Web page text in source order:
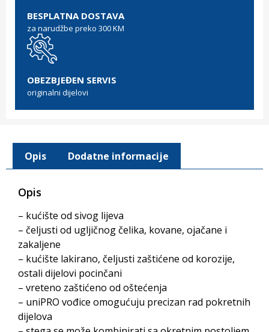
BESPLATNA DOSTAVA
za narudžbe preko 300 KM
OBEZBJEĐEN SERVIS
originalni dijelovi
Opis Dodatne informacije
Opis
– kućište od sivog lijeva
– čeljusti od ugljičnog čelika, kovane, ojačane i
zakaljene
– kućište lakirano, čeljusti zaštićene od korozije,
ostali dijelovi pocinčani
– vreteno zaštićeno od oštećenja
– uniPRO vođice omogućuju precizan rad pokretnih
dijelova